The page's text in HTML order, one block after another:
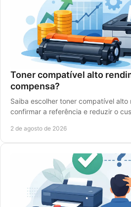
Toner compatível alto
compensa?
Saiba escolher toner compatível alto
confirmar a referência e reduzir o
2 de agosto de 2026